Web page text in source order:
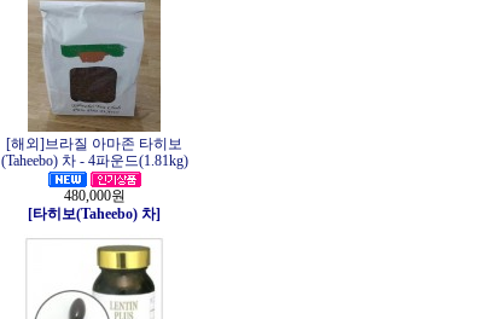
[해외]브라질 아마존 타히보
(Taheebo) 차 - 4파운드(1.81kg)
480,000원
[타히보(Taheebo) 차]